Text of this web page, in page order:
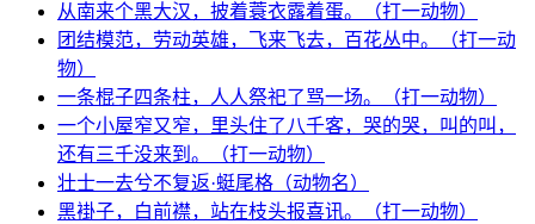
从南来个黑大汉，披着蓑衣露着蛋。（打一动物）
团结模范，劳动英雄，飞来飞去，百花丛中。（打一动
物）
一条棍子四条柱，人人祭祀了骂一场。（打一动物）
一个小屋窄又窄，里头住了八千客，哭的哭，叫的叫，
还有三千没来到。（打一动物）
壮士一去兮不复返·蜓尾格（动物名）
黑褂子，白前襟，站在枝头报喜讯。（打一动物）